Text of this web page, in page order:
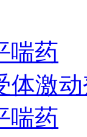
喘药
体激
喘药